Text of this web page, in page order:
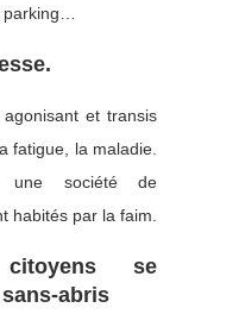
et transis
fatigue, la maladie.
une société de
habités par la faim.
se
abris